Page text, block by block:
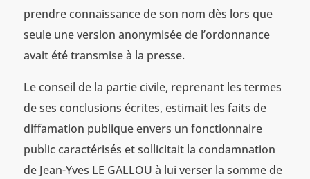
prendre connaissance de son nom dès lors que
seule une version anonymisée de l’ordonnance
avait été transmise à la presse.
Le conseil de la partie civile, reprenant les termes
de ses conclusions écrites, estimait les faits de
diffamation publique envers un fonctionnaire
public caractérisés et sollicitait la condamnation
de Jean-Yves LE GALLOU à lui verser la somme de